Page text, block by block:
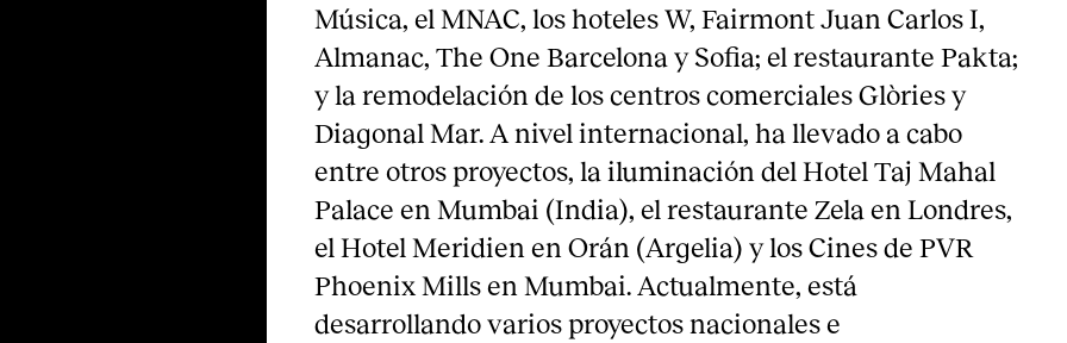
Música, el MNAC, los hoteles W, Fairmont Juan Carlos I,
Almanac, The One Barcelona y Sofia; el restaurante Pakta;
y la remodelación de los centros comerciales Glòries y
Diagonal Mar. A nivel internacional, ha llevado a cabo
entre otros proyectos, la iluminación del Hotel Taj Mahal
Palace en Mumbai (India), el restaurante Zela en Londres,
el Hotel Meridien en Orán (Argelia) y los Cines de PVR
Phoenix Mills en Mumbai. Actualmente, está
desarrollando varios proyectos nacionales e